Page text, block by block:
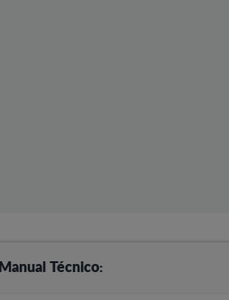
Manual Técnico: